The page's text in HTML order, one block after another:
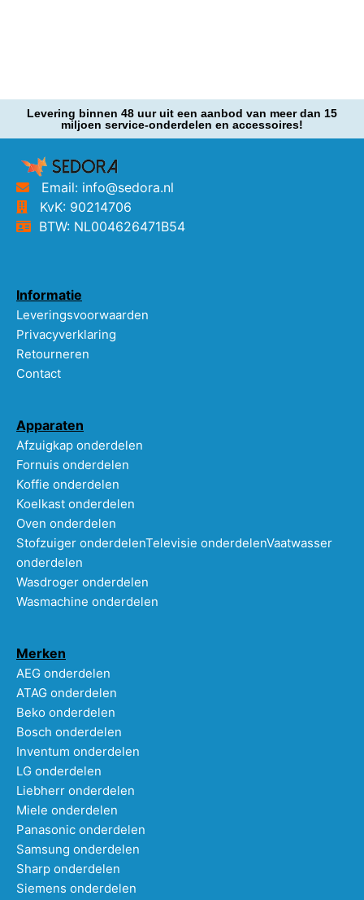
Levering binnen 48 uur uit een aanbod van meer dan 15
miljoen service-onderdelen en accessoires!
Email: info@sedora.nl
KvK: 90214706
BTW: NL004626471B54
Informatie
Leveringsvoorwaarden
Privacyverklaring
Retourneren
Contact
Apparaten
Afzuigkap onderdelen
Fornuis onderdelen
Koffie onderdelen
Koelkast onderdelen
Oven onderdelen
Stofzuiger onderdelenTelevisie onderdelenVaatwasser
onderdelen
Wasdroger onderdelen
Wasmachine onderdelen
Merken
AEG onderdelen
ATAG onderdelen
Beko onderdelen
Bosch onderdelen
Inventum onderdelen
LG onderdelen
Liebherr onderdelen
Miele onderdelen
Panasonic onderdelen
Samsung onderdelen
Sharp onderdelen
Siemens onderdelen